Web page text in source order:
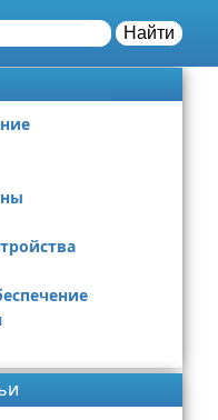
Найти